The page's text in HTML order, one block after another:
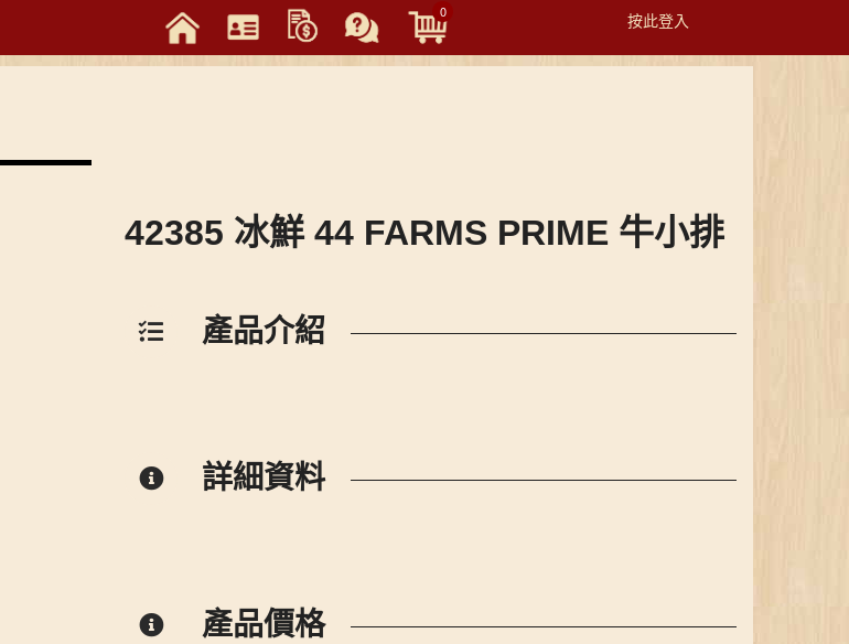
0 按此登入
Toggle
42385 冰鮮 44 FARMS PRIME 牛小排
產品介紹
詳細資料
產品價格